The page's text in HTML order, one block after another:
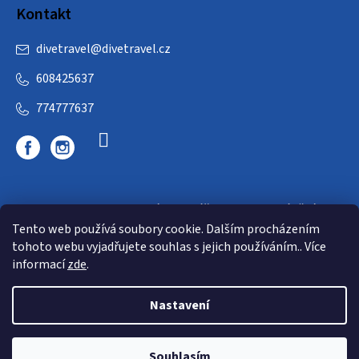
Tento web používá soubory cookie. Dalším procházením
tohoto webu vyjadřujete souhlas s jejich používáním.. Více
informacízde.
Nastavení
Kontakt
divetravel@divetravel.cz
608425637
774777637
DIVETRAVEL - cestovní kancelář - cesty za potápěním
Copyright 2026E-dive. Všechna práva vyhrazena.